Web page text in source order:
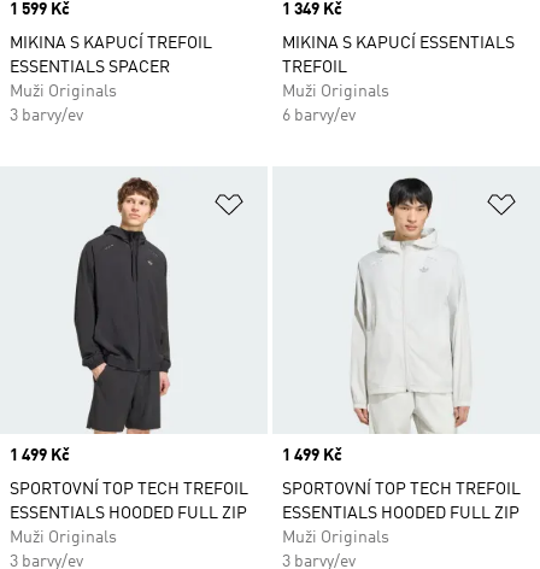
Price
1 599 Kč
MIKINA S KAPUCÍ TREFOIL
ESSENTIALS SPACER
Muži Originals
3 barvy/ev
Price
1 349 Kč
MIKINA S KAPUCÍ ESSENTIALS
TREFOIL
Muži Originals
6 barvy/ev
Přidat do seznamu přání
Price
1 499 Kč
SPORTOVNÍ TOP TECH TREFOIL
ESSENTIALS HOODED FULL ZIP
Muži Originals
3 barvy/ev
Price
1 499 Kč
SPORTOVNÍ TOP TECH TREFOIL
ESSENTIALS HOODED FULL ZIP
Muži Originals
3 barvy/ev